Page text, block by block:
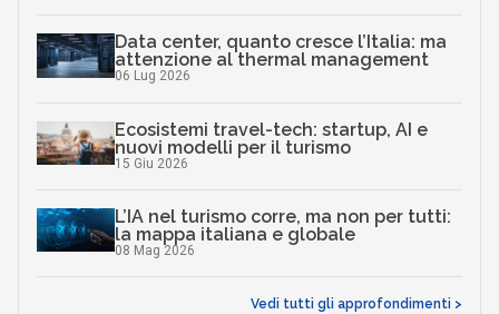
Data center, quanto cresce l’Italia: ma
attenzione al thermal management
06 Lug 2026
Ecosistemi travel-tech: startup, AI e
nuovi modelli per il turismo
15 Giu 2026
L’IA nel turismo corre, ma non per tutti:
la mappa italiana e globale
08 Mag 2026
Vedi tutti gli approfondimenti >